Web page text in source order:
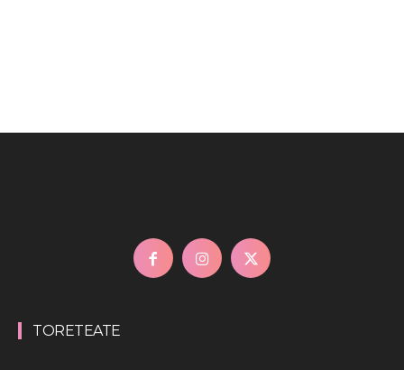
TORETEATE